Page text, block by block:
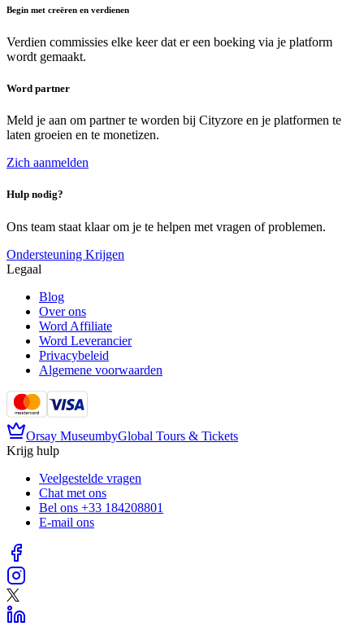
Begin met creëren en verdienen
Verdien commissies elke keer dat er een boeking via je platform
wordt gemaakt.
Word partner
Meld je aan om partner te worden bij Cityzore en je platformen te
laten groeien en te monetizen.
Zich aanmelden
Hulp nodig?
Ons team staat klaar om je te helpen met vragen of problemen.
Ondersteuning Krijgen
Legaal
Blog
Over ons
Word Affiliate
Word Leverancier
Privacybeleid
Algemene voorwaarden
Orsay MuseumbyGlobal Tours & Tickets
Krijg hulp
Veelgestelde vragen
Chat met ons
Bel ons +33 184208801
E-mail ons